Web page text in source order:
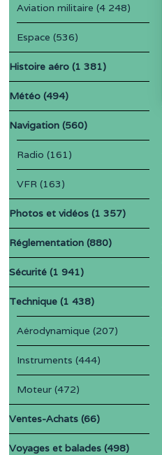
Aviation militaire (4 248)
Espace (536)
Histoire aéro (1 381)
Météo (494)
Navigation (560)
Radio (161)
VFR (163)
Photos et vidéos (1 357)
Réglementation (880)
Sécurité (1 941)
Technique (1 438)
Aérodynamique (207)
Instruments (444)
Moteur (472)
Ventes-Achats (66)
Voyages et balades (498)